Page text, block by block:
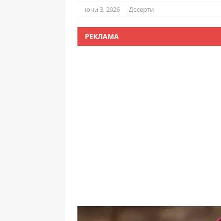
юни 3, 2026 Десерти
РЕКЛАМА